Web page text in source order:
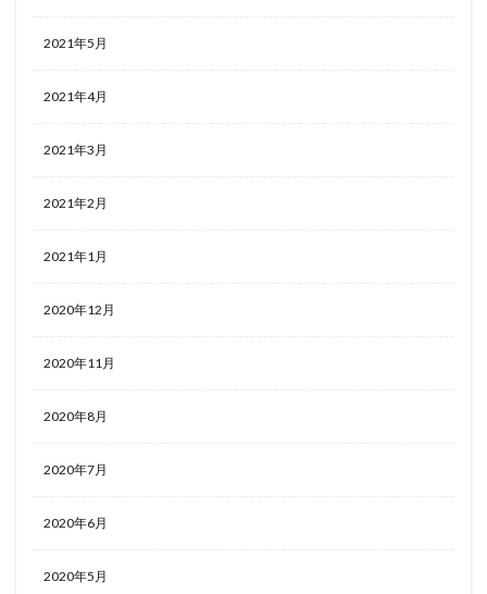
2021年5月
2021年4月
2021年3月
2021年2月
2021年1月
2020年12月
2020年11月
2020年8月
2020年7月
2020年6月
2020年5月